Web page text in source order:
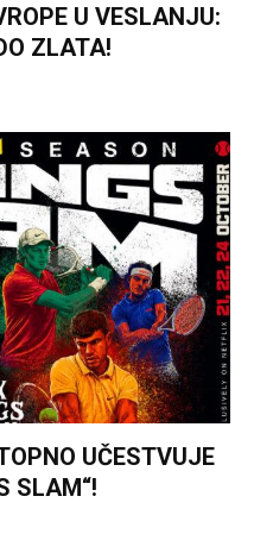
U VESLANJU:
ZLATA!
UČESTVUJE
SLAM“!